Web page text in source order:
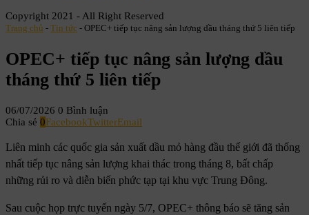
Copyright 2021 - All Right Reserved
Trang chủ - Tin tức - OPEC+ tiếp tục nâng sản lượng dầu tháng thứ 5 liên tiếp
OPEC+ tiếp tục nâng sản lượng dầu
tháng thứ 5 liên tiếp
06/07/2026 0 Bình luận
Chia sẻ 0FacebookTwitterEmail
Liên minh các quốc gia sản xuất dầu mỏ hàng đầu thế giới đã thống
nhất tiếp tục nâng sản lượng khai thác trong tháng 8, bất chấp
những rủi ro và diễn biến phức tạp tại khu vực Trung Đông.
Sau cuộc họp trực tuyến ngày 5/7, OPEC+ thông báo sẽ tăng sản